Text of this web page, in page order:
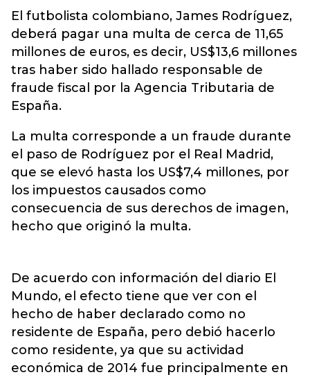
El futbolista colombiano, James Rodríguez,
deberá pagar una multa de cerca de 11,65
millones de euros, es decir, US$13,6 millones
tras haber sido hallado responsable de
fraude fiscal por la Agencia Tributaria de
España.
La multa corresponde a un fraude durante
el paso de Rodríguez por el Real Madrid,
que se elevó hasta los US$7,4 millones, por
los impuestos causados como
consecuencia de sus derechos de imagen,
hecho que originó la multa.
De acuerdo con información del diario El
Mundo, el efecto tiene que ver con el
hecho de haber declarado como no
residente de España, pero debió hacerlo
como residente, ya que su actividad
económica de 2014 fue principalmente en